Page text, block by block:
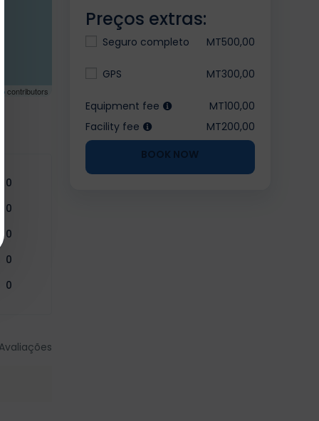
contributors
0
0
0
0
0
Preços extras:
Seguro completo MT500,00
GPS MT300,00
Equipment fee
MT100,00
Facility fee
MT200,00
BOOK NOW